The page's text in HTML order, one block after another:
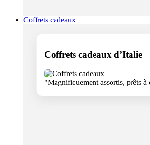
Coffrets cadeaux
Coffrets cadeaux d’Italie
"Magnifiquement assortis, prêts